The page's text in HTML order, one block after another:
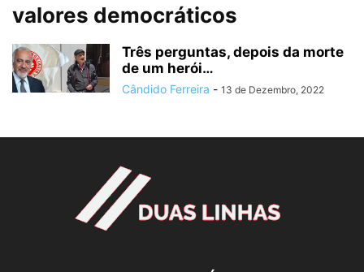
valores democráticos
Três perguntas, depois da morte
de um herói…
Cândido Ferreira - 13 de Dezembro, 2022